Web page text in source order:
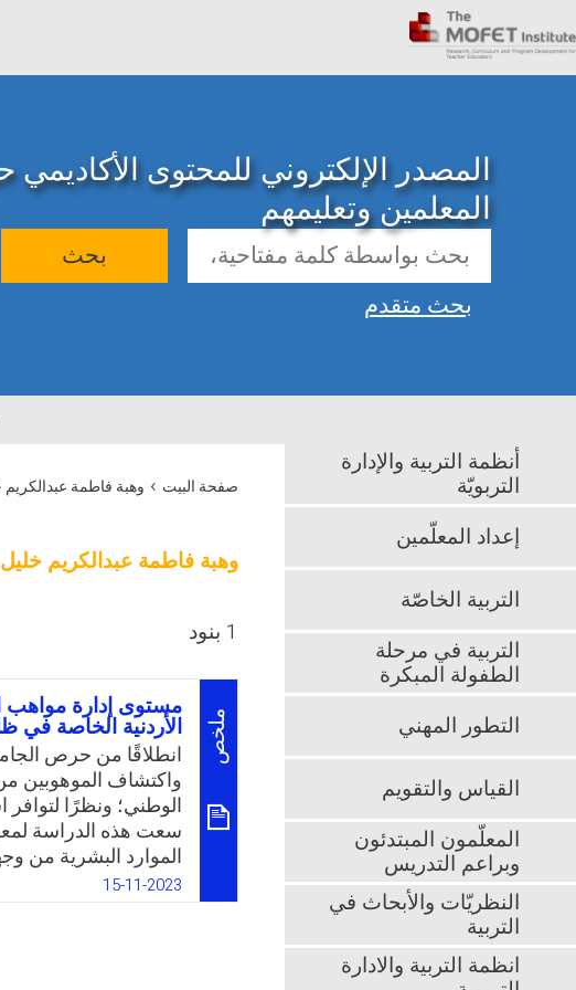
المصدر الإلكتروني للمحتوى
المعلمين وتعليمهم
بحث
بحث متقدم
صفحة البيت › وهبة فاطمة
وهبة فاطمة عبدالكريم خليل
1 بنود
ملخص
مستوى إدارة مواهب
الأردنية الخاصة في
انطلاقًا من حرص
واكتشاف الموهوبين
الوطني؛ ونظرًا لتوافر
سعت هذه الدراسة
الموارد البشرية من
إضافة إلى قلة
الأردنية عمومًا
15-11-2023
أنظمة التربية والإدارة
التربويّة
إعداد المعلّمين
التربية الخاصّة
التربية في مرحلة
الطفولة المبكرة
التطور المهني
القياس والتقويم
المعلّمون المبتدئون
وبراعم التدريس
النظريّات والأبحاث في
التربية
انظمة التربية والادارة